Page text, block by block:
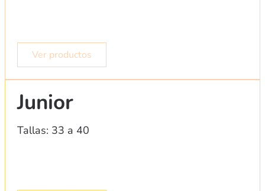
Ver productos
Junior
Tallas: 33 a 40